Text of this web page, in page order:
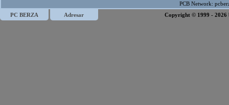
PCB Network:
PC BERZA
Adresar Copyright © 1999 -